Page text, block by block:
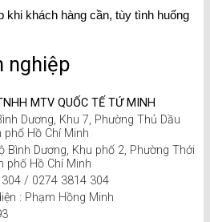
khi khách hàng cần, tùy tình huống
nghiệp
MTV QUỐC TẾ TỨ MINH
Dương, Khu 7, Phường Thủ Dầu
phố Hồ Chí Minh
Bình Dương, Khu phố 2, Phường Thới
phố Hồ Chí Minh
/ 0274 3814 304
: Phạm Hồng Minh